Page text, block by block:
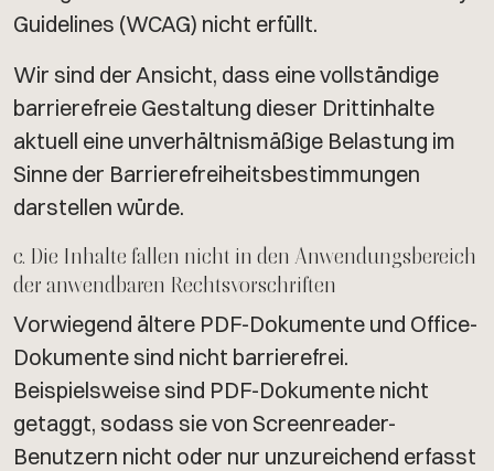
Guidelines (WCAG) nicht erfüllt.
Wir sind der Ansicht, dass eine vollständige
barrierefreie Gestaltung dieser Drittinhalte
aktuell eine unverhältnismäßige Belastung im
Sinne der Barrierefreiheitsbestimmungen
darstellen würde.
c. Die Inhalte fallen nicht in den Anwendungsbereich
der anwendbaren Rechtsvorschriften​​​​
Vorwiegend ältere PDF-Dokumente und Office-
Dokumente sind nicht barrierefrei.
Beispielsweise sind PDF-Dokumente nicht
getaggt, sodass sie von Screenreader-
Benutzern nicht oder nur unzureichend erfasst